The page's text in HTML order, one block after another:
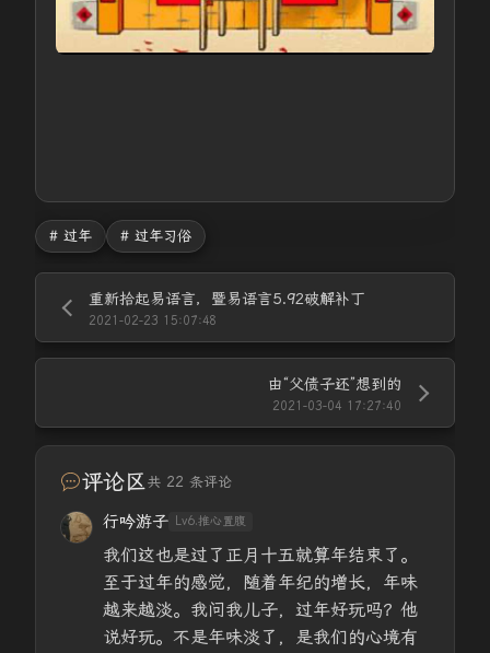
# 过年 # 过年习俗
重新拾起易语言，暨易语言5.92破解补丁
2021-02-23 15:07:48
由“父债子还”想到的
2021-03-04 17:27:40
评论区共 22 条评论
行吟游子 Lv6.推心置腹
我们这也是过了正月十五就算年结束了。
至于过年的感觉，随着年纪的增长，年味
越来越淡。我问我儿子，过年好玩吗？他
说好玩。不是年味淡了，是我们的心境有